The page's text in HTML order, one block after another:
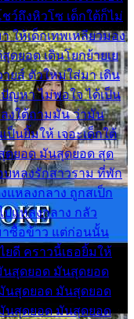
ชว์ถึงหิวโซ เด็กใต้ก็ไม่
ให้เด็กเทพเหลียวมอง
ดยอด เดินโยกย้ายเย
ยส์ ตัวใหม่ใส่มา เดิน
ญหา ไม่พอใจ ได้เป็น
งใต้ถามมัน ว่ามัน
นยิ้มให้ เจอะเด็กใต้
ดยอด มันสุดยอด สุด
หลงรักสาวราม ที่พัก
แหลงกลาง ถูกสเป็ก
ปแหลงกลาง กลัว
าซื้อข้าว แต่ก่อนนั้น
ยดี คราวนี้เธอยิ้มให้
นสุดยอด มันสุดยอด
นสุดยอด มันสุดยอด
นสุดยอด มันสุดยอด